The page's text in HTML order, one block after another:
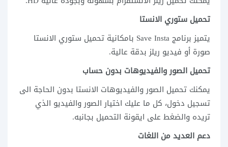
تحميل ستوري الانستا
يتميز برنامج Save Insta بامكانية تحميل ستوري الانستا
صورة أو فيديو ريلز بدقة عالية.
تحميل الصور والفيديوهات بدون حساب
يمكنك تحميل الصور والفيديوهات الانستا بدون الحاجة الى
تسجيل دخول، كل ما عليك اختيار الصور والفيديو الذي
تريده والضغط على ايقونة التحميل بجانبه.
دعم العديد من اللغات